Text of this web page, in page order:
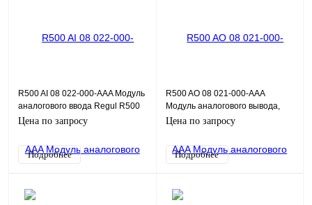
R500 AI 08 022-000-AAA Модуль
аналогового ввода Regul R500
8хAI HART, 0,1%, поканальная
Цена по запросу
Подробнее
R500 AO 08 021-000-AAA
Модуль аналогового вывода,
0/4…20 мА + HART, 8 каналов,
Цена по запросу
Подробнее